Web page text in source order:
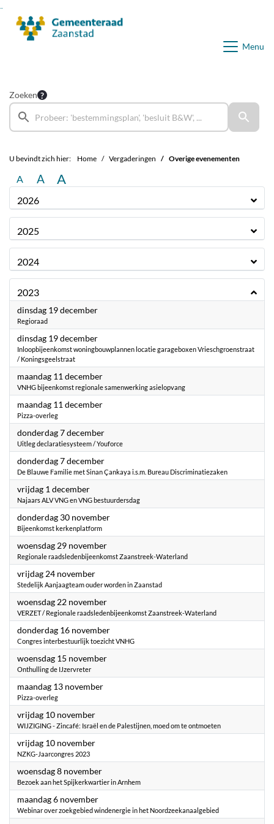
Menu
Zoeken
U bevindt zich hier: Home Vergaderingen Overige evenementen
A A A
2026
2025
2024
2023
dinsdag 19 december2023
Regioraad
dinsdag 19 december2023
Inloopbijeenkomst woningbouwplannen locatie garageboxen Vrieschgroenstraat
/ Koningsgeelstraat
maandag 11 december2023
VNHG bijeenkomst regionale samenwerking asielopvang
maandag 11 december2023
Pizza-overleg
donderdag 7 december2023
Uitleg declaratiesysteem / Youforce
donderdag 7 december2023
De Blauwe Familie met Sinan Çankaya i.s.m. Bureau Discriminatiezaken
vrijdag 1 december2023
Najaars ALV VNG en VNG bestuurdersdag
donderdag 30 november2023
Bijeenkomst kerkenplatform
woensdag 29 november2023
Regionale raadsledenbijeenkomst Zaanstreek-Waterland
vrijdag 24 november2023
Stedelijk Aanjaagteam ouder worden in Zaanstad
woensdag 22 november2023
VERZET / Regionale raadsledenbijeenkomst Zaanstreek-Waterland
donderdag 16 november2023
Congres interbestuurlijk toezicht VNHG
woensdag 15 november2023
Onthulling de IJzervreter
maandag 13 november2023
Pizza-overleg
vrijdag 10 november2023
WIJZIGING - Zincafé: Israël en de Palestijnen, moed om te ontmoeten
vrijdag 10 november2023
NZKG-Jaarcongres 2023
woensdag 8 november2023
Bezoek aan het Spijkerkwartier in Arnhem
maandag 6 november2023
Webinar over zoekgebied windenergie in het Noordzeekanaalgebied